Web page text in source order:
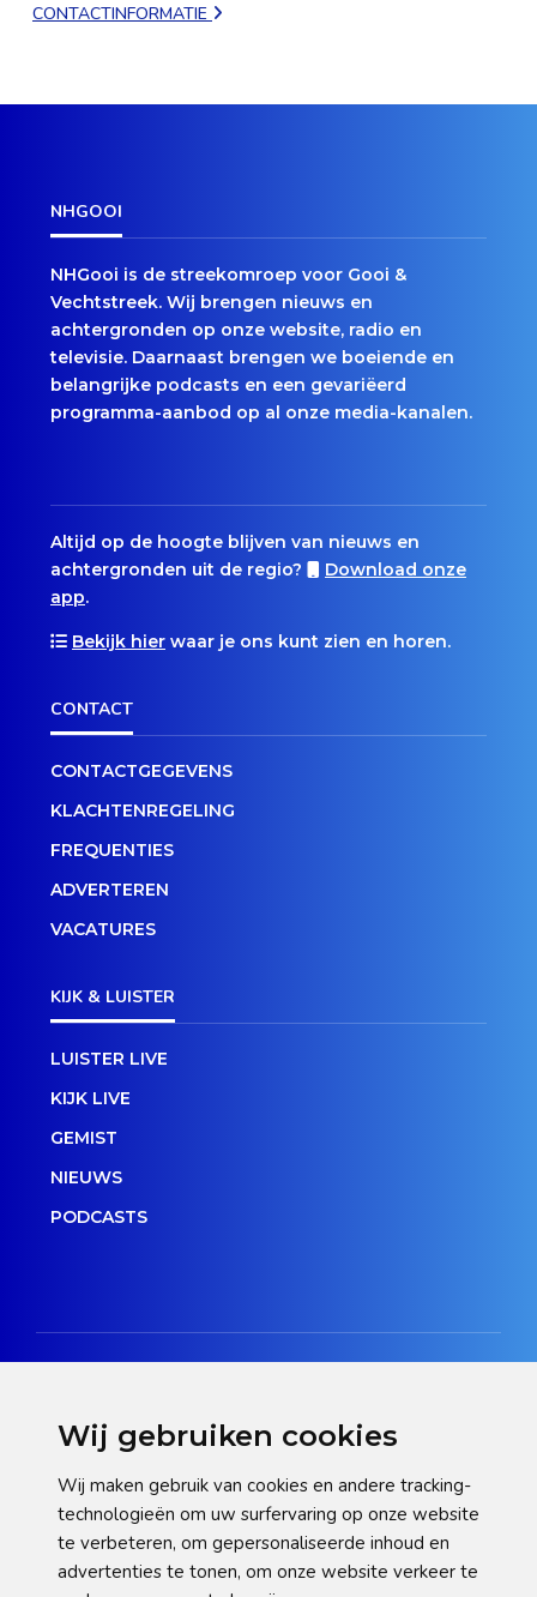
Wij gebruiken cookies
Wij maken gebruik van cookies en andere tracking-
technologieën om uw surfervaring op onze website
te verbeteren, om gepersonaliseerde inhoud en
advertenties te tonen, om onze website verkeer te
CONTACTINFORMATIE
NHGOOI
NHGooi is de streekomroep voor Gooi &
Vechtstreek. Wij brengen nieuws en
achtergronden op onze website, radio en
televisie. Daarnaast brengen we boeiende en
belangrijke podcasts en een gevariëerd
programma-aanbod op al onze media-kanalen.
Altijd op de hoogte blijven van nieuws en
achtergronden uit de regio?
Download onze
app.
Bekijk hier waar je ons kunt zien en horen.
CONTACT
CONTACTGEGEVENS
KLACHTENREGELING
FREQUENTIES
ADVERTEREN
VACATURES
KIJK & LUISTER
LUISTER LIVE
KIJK LIVE
GEMIST
NIEUWS
PODCASTS
Privacy verklaring
Cookie statement